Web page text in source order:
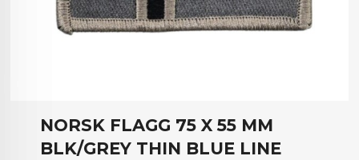
NORSK FLAGG 75 X 55 MM
BLK/GREY THIN BLUE LINE